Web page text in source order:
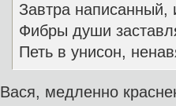
Завтра
Фибры души
Петь в унисон,
Вася, медленно